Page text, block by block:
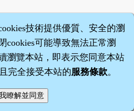
沈藥子©2008～2026
技術提供優質、安全的瀏
cookies可能導致無法正常瀏
瀏覽本站，即表示您同意本站
完全接受本站的服務條款。